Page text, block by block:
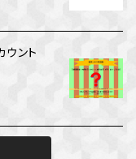
ント